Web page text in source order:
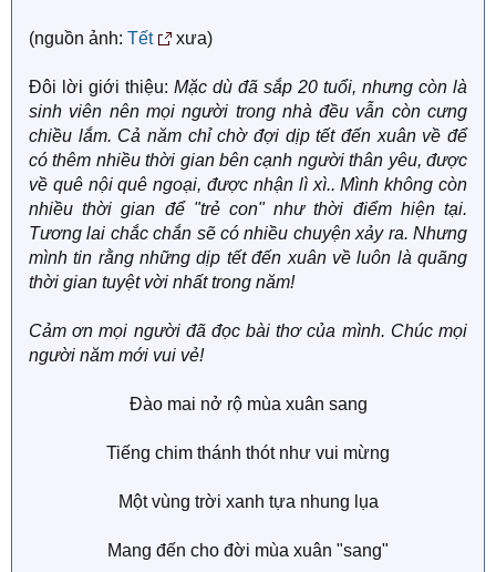
(nguồn ảnh: Tết xưa)
Đôi lời giới thiệu: Mặc dù đã sắp 20 tuổi, nhưng còn là
sinh viên nên mọi người trong nhà đều vẫn còn cưng
chiều lắm. Cả năm chỉ chờ đợi dịp tết đến xuân về để
có thêm nhiều thời gian bên cạnh người thân yêu, được
về quê nội quê ngoại, được nhận lì xì.. Mình không còn
nhiều thời gian để "trẻ con" như thời điểm hiện tại.
Tương lai chắc chắn sẽ có nhiều chuyện xảy ra. Nhưng
mình tin rằng những dịp tết đến xuân về luôn là quãng
thời gian tuyệt vời nhất trong năm!
Cảm ơn mọi người đã đọc bài thơ của mình. Chúc mọi
người năm mới vui vẻ!
Đào mai nở rộ mùa xuân sang
Tiếng chim thánh thót như vui mừng
Một vùng trời xanh tựa nhung lụa
Mang đến cho đời mùa xuân "sang"